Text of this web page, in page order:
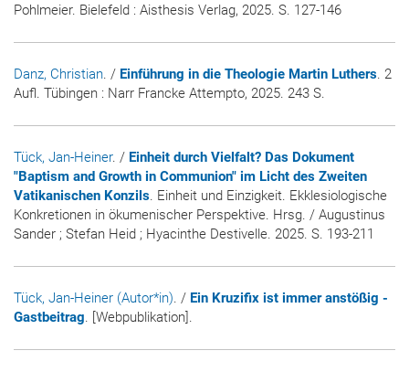
Pohlmeier. Bielefeld : Aisthesis Verlag, 2025. S. 127-146
Danz, Christian. / Einführung in die Theologie Martin Luthers. 2
Aufl. Tübingen : Narr Francke Attempto, 2025. 243 S.
Tück, Jan-Heiner. / Einheit durch Vielfalt? Das Dokument
"Baptism and Growth in Communion" im Licht des Zweiten
Vatikanischen Konzils. Einheit und Einzigkeit. Ekklesiologische
Konkretionen in ökumenischer Perspektive. Hrsg. / Augustinus
Sander ; Stefan Heid ; Hyacinthe Destivelle. 2025. S. 193-211
Tück, Jan-Heiner (Autor*in). / Ein Kruzifix ist immer anstößig -
Gastbeitrag. [Webpublikation].